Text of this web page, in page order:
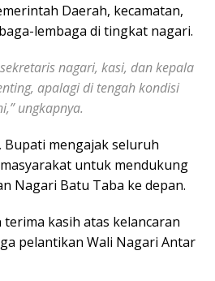
Daerah, kecamatan,
lembaga di tingkat nagari.
nagari, kasi, dan kepala
apalagi di tengah kondisi
ungkapnya.
mengajak seluruh
untuk mendukung
Nagari Batu Taba ke depan.
kasih atas kelancaran
pelantikan Wali Nagari Antar